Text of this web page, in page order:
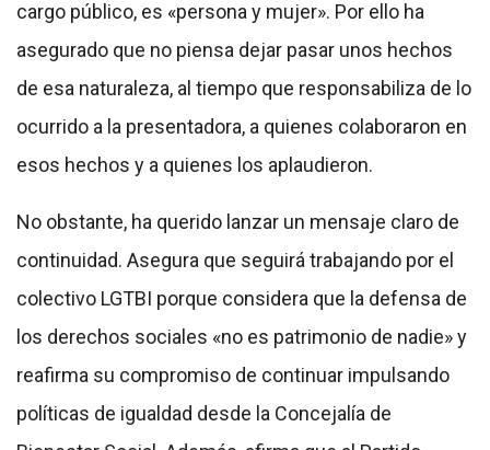
cargo público, es «persona y mujer». Por ello ha
asegurado que no piensa dejar pasar unos hechos
de esa naturaleza, al tiempo que responsabiliza de lo
ocurrido a la presentadora, a quienes colaboraron en
esos hechos y a quienes los aplaudieron.
No obstante, ha querido lanzar un mensaje claro de
continuidad. Asegura que seguirá trabajando por el
colectivo LGTBI porque considera que la defensa de
los derechos sociales «no es patrimonio de nadie» y
reafirma su compromiso de continuar impulsando
políticas de igualdad desde la Concejalía de